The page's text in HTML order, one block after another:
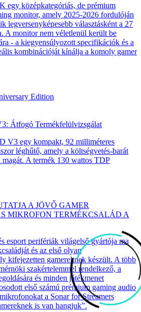
egy középkategóriás, de prémium
monitor, amely 2025-2026 fordulóján
legversenyképesebb választásként a 27
A monitor nem véletlenül került be
- a kiegyensúlyozott specifikációk és a
kombinációját kínálja a komoly gamer
Edition
Átfogó Termékfelülvizsgálat
V3 egy kompakt, 92 milliméteres
léghűtő, amely a költségvetés-barát
magát. A termék 130 wattos TDP
A JÖVŐ GAMER
MIKROFON TERMÉKCSALÁD A
esport perifériák világelső gyártója ma
és az első olyan
kifejezetten gamereknek készült. A több
szakértelemmel rendelkező, a
és minden játékmenet
első számú prémium gaming audio
a Sonar for Streamers
is van hangjuk”.